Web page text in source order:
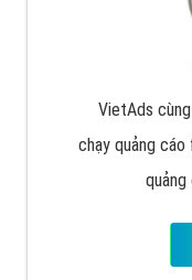
VietAds
chạy quảng
quảng